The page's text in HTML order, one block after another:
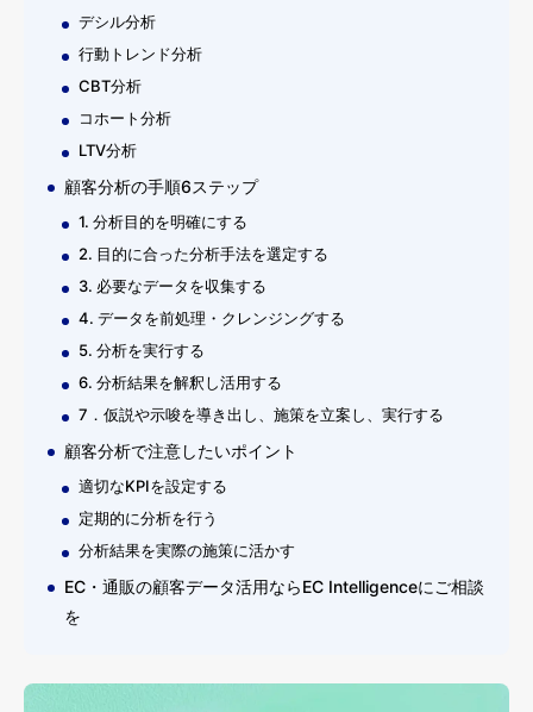
デシル分析
行動トレンド分析
CBT分析
コホート分析
LTV分析
顧客分析の手順6ステップ
1. 分析目的を明確にする
2. 目的に合った分析手法を選定する
3. 必要なデータを収集する
4. データを前処理・クレンジングする
5. 分析を実行する
6. 分析結果を解釈し活用する
7．仮説や示唆を導き出し、施策を立案し、実行する
顧客分析で注意したいポイント
適切なKPIを設定する
定期的に分析を行う
分析結果を実際の施策に活かす
EC・通販の顧客データ活用ならEC Intelligenceにご相談
を